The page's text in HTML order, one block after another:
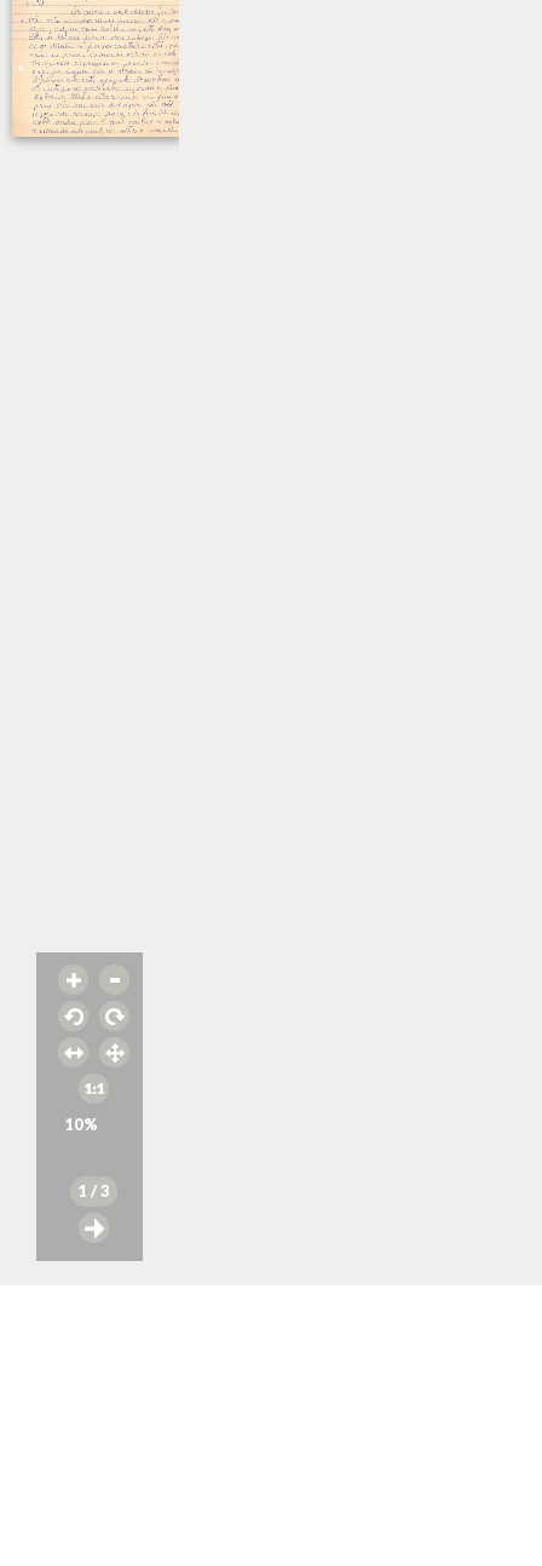
10%
1 / 3